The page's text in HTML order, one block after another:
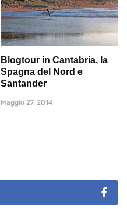
Blogtour in Cantabria, la
Spagna del Nord e
Santander
Maggio 27, 2014